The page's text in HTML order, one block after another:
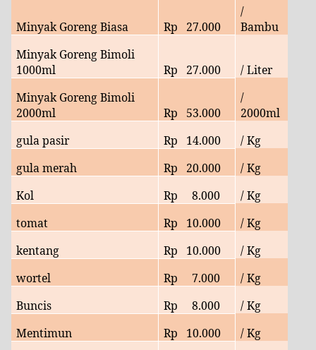
Minyak Goreng Biasa Rp 27.000
/
Bambu
Minyak Goreng Bimoli
1000ml
Rp 27.000
/ Liter
Minyak Goreng Bimoli
2000ml
Rp 53.000
/
2000ml
gula pasir
Rp 14.000
/ Kg
gula merah
Rp 20.000
/ Kg
Kol
Rp 8.000
/ Kg
tomat
Rp 10.000
/ Kg
kentang
Rp 10.000
/ Kg
wortel
Rp 7.000
/ Kg
Buncis
Rp 8.000
/ Kg
Mentimun
Rp 10.000
/ Kg